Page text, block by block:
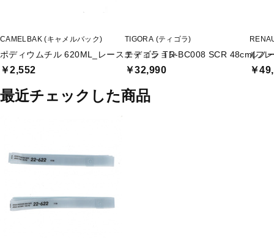
CAMELBAK (キャメルバック)
ポディウムチル 620ML_レースエディション
￥2,552
TIGORA (ティゴラ)
ティゴラ TR-BC008 SCR 48cm(フ
￥32,990
ルノ
￥
最近チェックした商品